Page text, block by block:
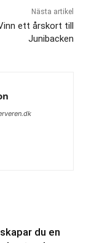
Nästa artikel
ett årskort till
Junibacken
du en